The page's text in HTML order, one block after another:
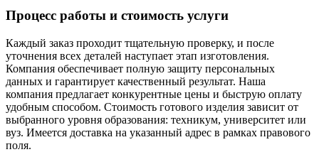
Процесс работы и стоимость услуги
Каждый заказ проходит тщательную проверку, и после
уточнения всех деталей наступает этап изготовления.
Компания обеспечивает полную защиту персональных
данных и гарантирует качественный результат. Наша
компания предлагает конкурентные цены и быструю оплату
удобным способом. Стоимость готового изделия зависит от
выбранного уровня образования: техникум, университет или
вуз. Имеется доставка на указанный адрес в рамках правового
поля.